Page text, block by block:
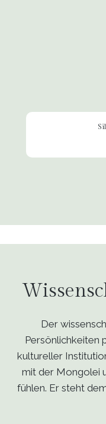
Der
Persönlichkeiten
kultureller
mit der Mongolei
fühlen. Er steht